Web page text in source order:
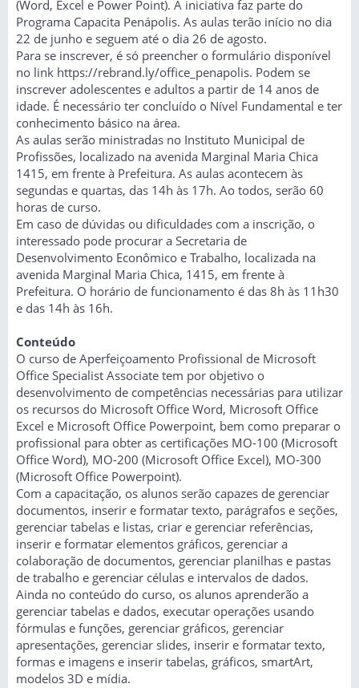
(Word, Excel e Power Point). A iniciativa faz parte do
Programa Capacita Penápolis. As aulas terão início no dia
22 de junho e seguem até o dia 26 de agosto.
Para se inscrever, é só preencher o formulário disponível
no link https://rebrand.ly/office_penapolis. Podem se
inscrever adolescentes e adultos a partir de 14 anos de
idade. É necessário ter concluído o Nível Fundamental e ter
conhecimento básico na área.
As aulas serão ministradas no Instituto Municipal de
Profissões, localizado na avenida Marginal Maria Chica
1415, em frente à Prefeitura. As aulas acontecem às
segundas e quartas, das 14h às 17h. Ao todos, serão 60
horas de curso.
Em caso de dúvidas ou dificuldades com a inscrição, o
interessado pode procurar a Secretaria de
Desenvolvimento Econômico e Trabalho, localizada na
avenida Marginal Maria Chica, 1415, em frente à
Prefeitura. O horário de funcionamento é das 8h às 11h30
e das 14h às 16h.
Conteúdo
O curso de Aperfeiçoamento Profissional de Microsoft
Office Specialist Associate tem por objetivo o
desenvolvimento de competências necessárias para utilizar
os recursos do Microsoft Office Word, Microsoft Office
Excel e Microsoft Office Powerpoint, bem como preparar o
profissional para obter as certificações MO-100 (Microsoft
Office Word), MO-200 (Microsoft Office Excel), MO-300
(Microsoft Office Powerpoint).
Com a capacitação, os alunos serão capazes de gerenciar
documentos, inserir e formatar texto, parágrafos e seções,
gerenciar tabelas e listas, criar e gerenciar referências,
inserir e formatar elementos gráficos, gerenciar a
colaboração de documentos, gerenciar planilhas e pastas
de trabalho e gerenciar células e intervalos de dados.
Ainda no conteúdo do curso, os alunos aprenderão a
gerenciar tabelas e dados, executar operações usando
fórmulas e funções, gerenciar gráficos, gerenciar
apresentações, gerenciar slides, inserir e formatar texto,
formas e imagens e inserir tabelas, gráficos, smartArt,
modelos 3D e mídia.